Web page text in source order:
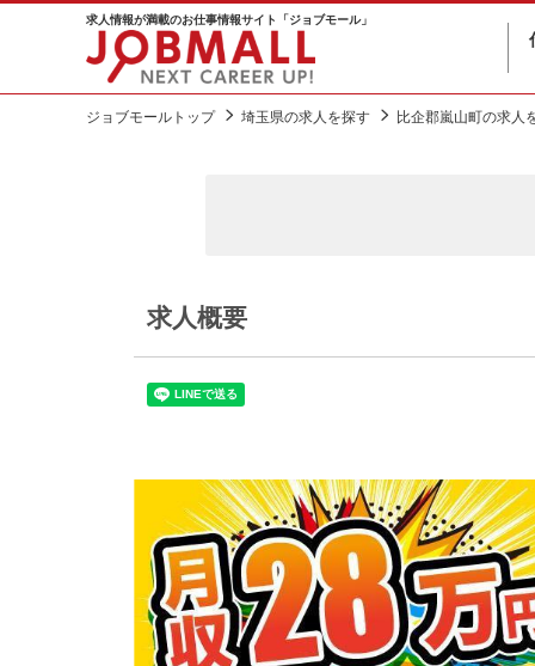
求人情報が満載のお仕事情報サイト「ジョブモール」
ジョブモールトップ 埼玉県の求人を探す 比企郡嵐山町の求人
求人概要